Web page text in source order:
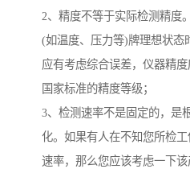
2、精度不等于实际检测精度
(如温度、压力等)牌理想状态
应有考虑综合误差，仪器精
国家标准的精度等级；
3、检测速率不是固定的，是
化。如果有人在不知您所检
速率，那么您应该考虑一下该